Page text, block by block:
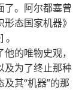
了。阿尔都塞曾
态国家机器》
的唯物史观，
及为了终止那种
其“机器”的那